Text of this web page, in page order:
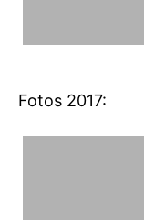
Fotos 2017: